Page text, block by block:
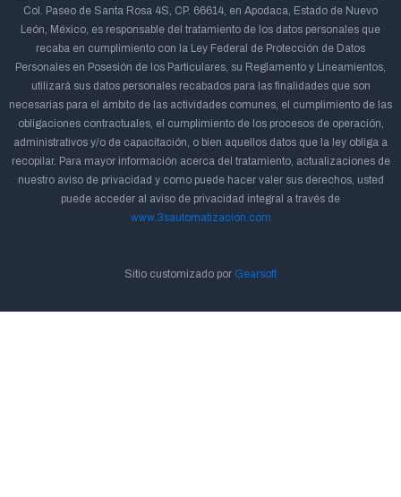
Col. Paseo de Santa Rosa 4S, CP. 66614, en Apodaca, Estado de Nuevo
León, México, es responsable del tratamiento de los datos personales que
recaba en cumplimiento con la Ley Federal de Protección de Datos
Personales en Posesión de los Particulares, su Reglamento y Lineamientos,
utilizará sus datos personales recabados para las finalidades que son
necesarias para el ámbito de las actividades comunes, el cumplimiento de las
obligaciones contractuales, el cumplimiento de los procesos de operación,
administrativos y/o de capacitación, o bien aquellos datos que la ley obliga a
recopilar. Para mayor información acerca del tratamiento, actualizaciones de
nuestro aviso de privacidad y como puede hacer valer sus derechos, usted
puede acceder al aviso de privacidad integral a través de
www.3sautomatizacion.com
Sitio customizado por Gearsoft